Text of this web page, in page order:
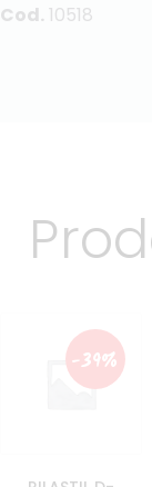
Cod. 10518
-39%